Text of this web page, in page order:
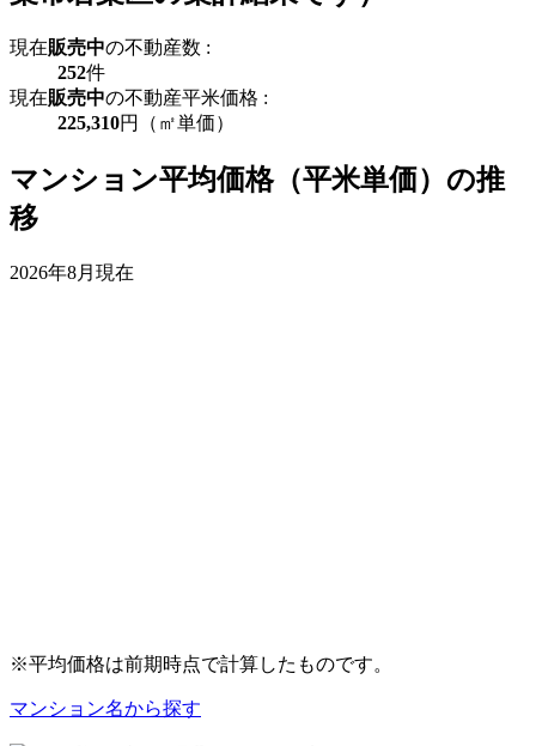
現在販売中の不動産数 :
252件
現在販売中の不動産平米価格 :
225,310円（㎡単価）
マンション平均価格（平米単価）の推
移
2026年8月現在
※平均価格は前期時点で計算したものです。
マンション名から探す